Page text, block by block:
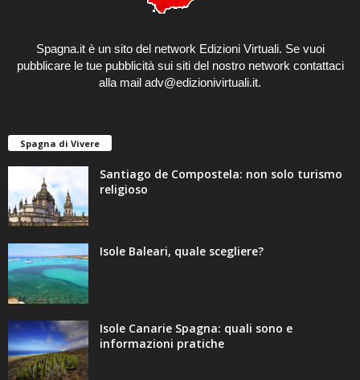
Spagna.it è un sito del network Edizioni Virtuali. Se vuoi
pubblicare le tue pubblicità sui siti del nostro network contattaci
alla mail adv@edizionivirtuali.it.
Spagna di Vivere
Santiago de Compostela: non solo turismo
religioso
Isole Baleari, quale scegliere?
Isole Canarie Spagna: quali sono e
informazioni pratiche